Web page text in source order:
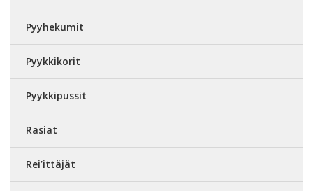
Pyyhekumit
Pyykkikorit
Pyykkipussit
Rasiat
Rei’ittäjät